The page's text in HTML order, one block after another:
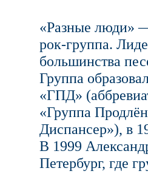
«Разные люди»
рок-группа.
большинства
Группа
«ГПД»
«Группа
Диспансер»), в
В 1999
Петербург, где